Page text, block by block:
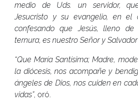
medio de Uds. un servidor,
Jesucristo y su evangelio, en el
confesando que Jesús, lleno de
ternura, es nuestro Señor y
“Que María Santísima; Madre,
la diócesis, nos acompañe y
ángeles de Dios, nos cuiden en
vidas”, oró.